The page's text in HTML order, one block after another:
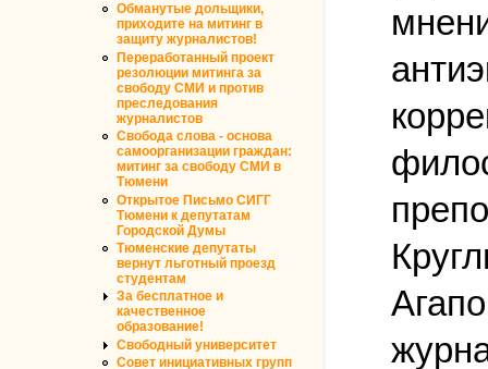
Обманутые дольщики,
приходите на митинг в
защиту журналистов!
Переработанный проект
резолюции митинга за
свободу СМИ и против
преследования
журналистов
Свобода слова - основа
самоорганизации граждан:
митинг за свободу СМИ в
Тюмени
Открытое Письмо СИГГ
Тюмени к депутатам
Городской Думы
Тюменские депутаты
вернут льготный проезд
студентам
За бесплатное и
качественное
образование!
Свободный университет
Совет инициативных групп